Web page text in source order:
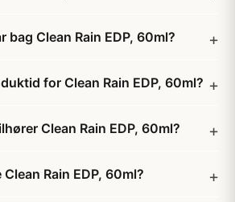
Clean Rain EDP, 60ml?
for Clean Rain EDP, 60ml?
Clean Rain EDP, 60ml?
Rain EDP, 60ml?